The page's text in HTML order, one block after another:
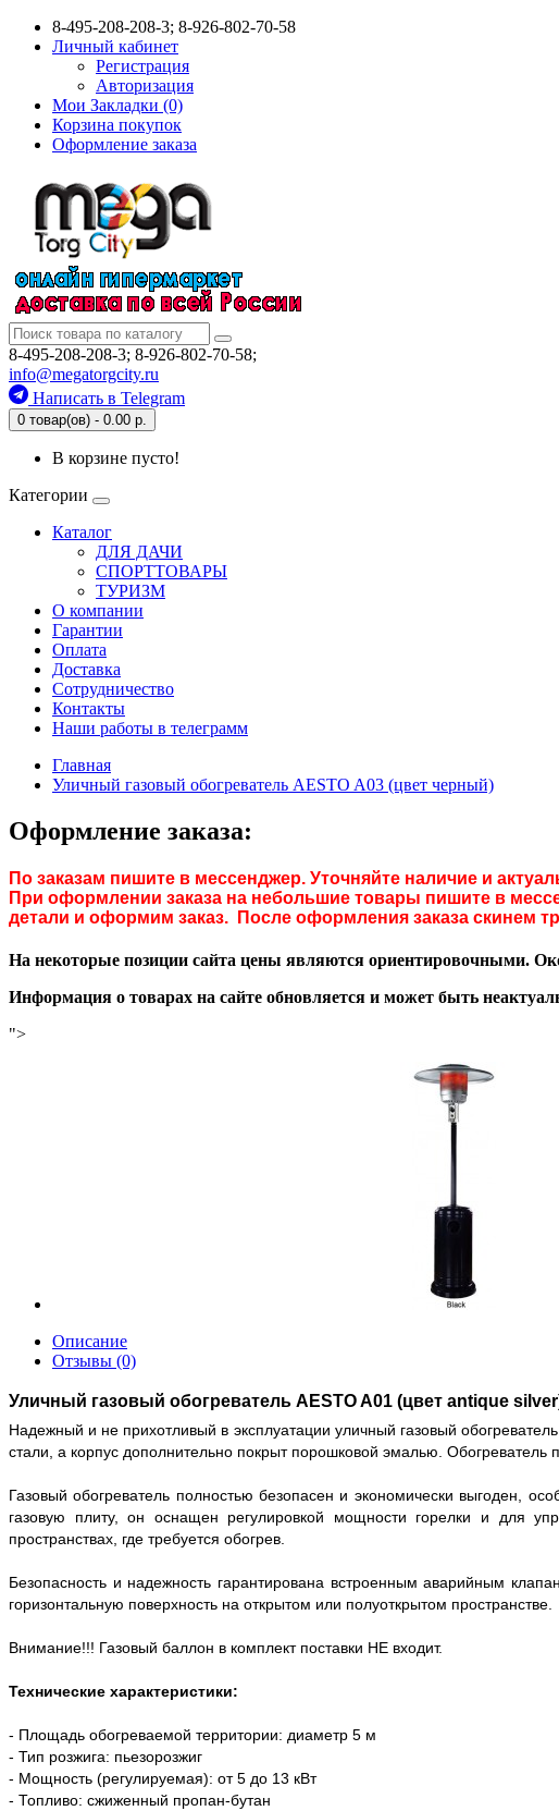
8-495-208-208-3; 8-926-802-70-58
Личный кабинет
Регистрация
Авторизация
Мои Закладки (0)
Корзина покупок
Оформление заказа
8-495-208-208-3; 8-926-802-70-58;
info@megatorgcity.ru
Написать в Telegram
0 товар(ов) - 0.00 р.
В корзине пусто!
Категории
Каталог
ДЛЯ ДАЧИ
СПОРТТОВАРЫ
ТУРИЗМ
О компании
Гарантии
Оплата
Доставка
Сотрудничество
Контакты
Наши работы в телеграмм
Главная
Уличный газовый обогреватель AESTO A03 (цвет черный)
Оформление заказа:
По заказам пишите в мессенджер. Уточняйте наличие и
При оформлении заказа на небольшие товары пишите в
детали и оформим заказ. После оформления заказа скинем
На некоторые позиции сайта цены являются ориентировочными.
Информация о товарах на сайте обновляется и может быть
">
Описание
Отзывы (0)
Уличный газовый обогреватель AESTO A01 (цвет antique
Надежный и не прихотливый в эксплуатации уличный газовый
стали, а корпус дополнительно покрыт порошковой эмалью. Обогреватель
Газовый обогреватель полностью безопасен и экономически выгоден,
газовую плиту, он оснащен регулировкой мощности горелки и для
пространствах, где требуется обогрев.
Безопасность и надежность гарантирована встроенным аварийным
горизонтальную поверхность на открытом или полуоткрытом пространстве.
Внимание!!! Газовый баллон в комплект поставки НЕ входит.
Технические характеристики:
- Площадь обогреваемой территории: диаметр 5 м
- Тип розжига: пьезорозжиг
- Мощность (регулируемая): от 5 до 13 кВт
- Топливо: сжиженный пропан-бутан